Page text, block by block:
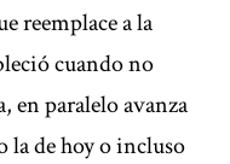
reemplace a la
cuando no
en paralelo avanza
la de hoy o incluso